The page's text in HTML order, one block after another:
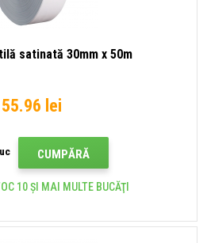
satinată 30mm x 50m
55.96 lei
CUMPĂRĂ
10 ȘI MAI MULTE BUCĂŢI